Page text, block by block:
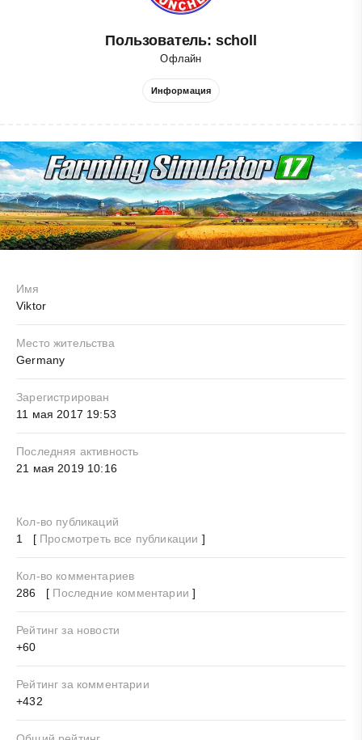
Пользователь: scholl
Офлайн
Информация
Имя
Viktor
Место жительства
Germany
Зарегистрирован
11 мая 2017 19:53
Последняя активность
21 мая 2019 10:16
Кол-во публикаций
1 [ Просмотреть все публикации ]
Кол-во комментариев
286 [ Последние комментарии ]
Рейтинг за новости
+60
Рейтинг за комментарии
+432